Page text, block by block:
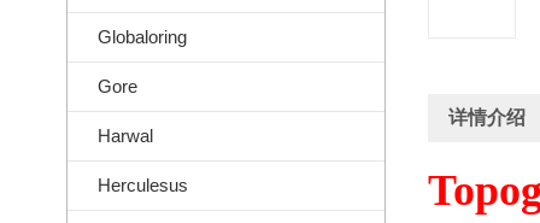
Globaloring
Gore
Harwal
Herculesus
详情介绍